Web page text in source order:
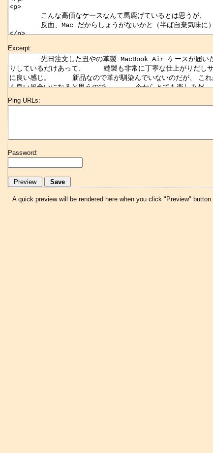
Excerpt:
Ping URLs:
Password:
A quick preview will be rendered here when you click "Preview" button.